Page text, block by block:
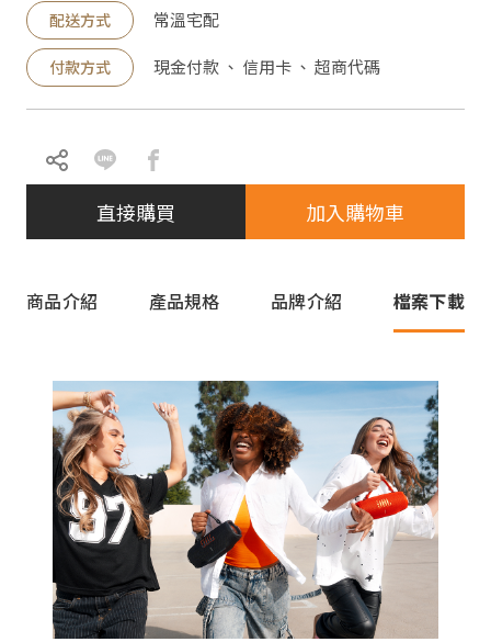
配送方式 常溫宅配
付款方式 現金付款 、 信用卡 、 超商代碼
直接購買 加入購物車
商品介紹 產品規格 品牌介紹 檔案下載